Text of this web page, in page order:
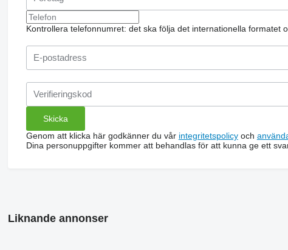
Kontrollera telefonnumret: det ska följa det internationella formatet
Genom att klicka här godkänner du vår integritetspolicyoch
Dina personuppgifter kommer att behandlas för att kunna ge ett
Liknande annonser